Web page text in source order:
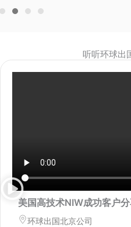
听听环球出
美国高技术NIW成功客户
环球出国北京公司